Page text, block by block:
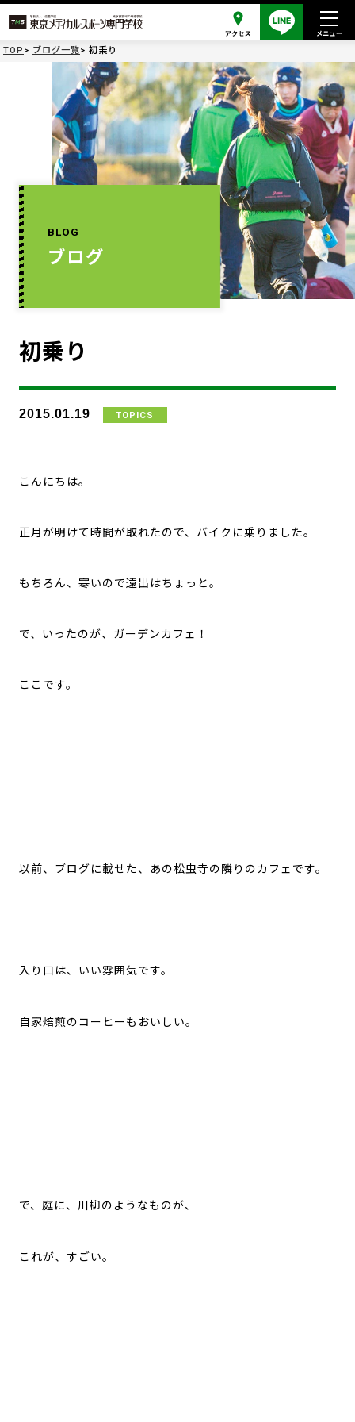
TOP ブログ一覧 初乗り
BLOG
ブログ
初乗り
2015.01.19 TOPICS
こんにちは。
正月が明けて時間が取れたので、バイクに乗りました。
もちろん、寒いので遠出はちょっと。
で、いったのが、ガーデンカフェ！
ここです。
以前、ブログに載せた、あの松虫寺の隣りのカフェです。
入り口は、いい雰囲気です。
自家焙煎のコーヒーもおいしい。
で、庭に、川柳のようなものが、
これが、すごい。